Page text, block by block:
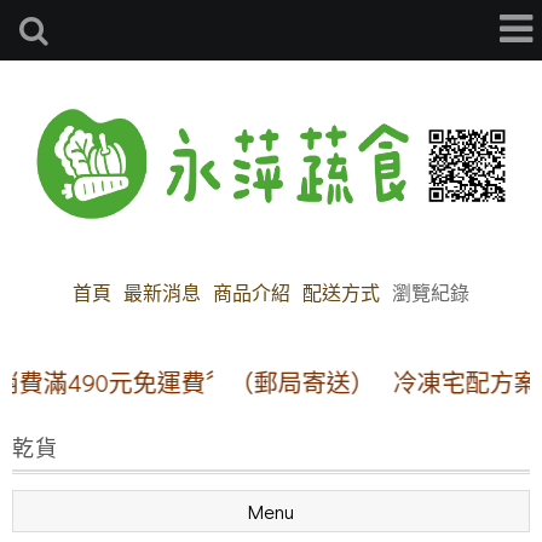
首頁 最新消息 商品介紹 配送方式 瀏覽紀錄
490元免運費〞（郵局寄送） 冷凍宅配方案:【
乾貨
Menu